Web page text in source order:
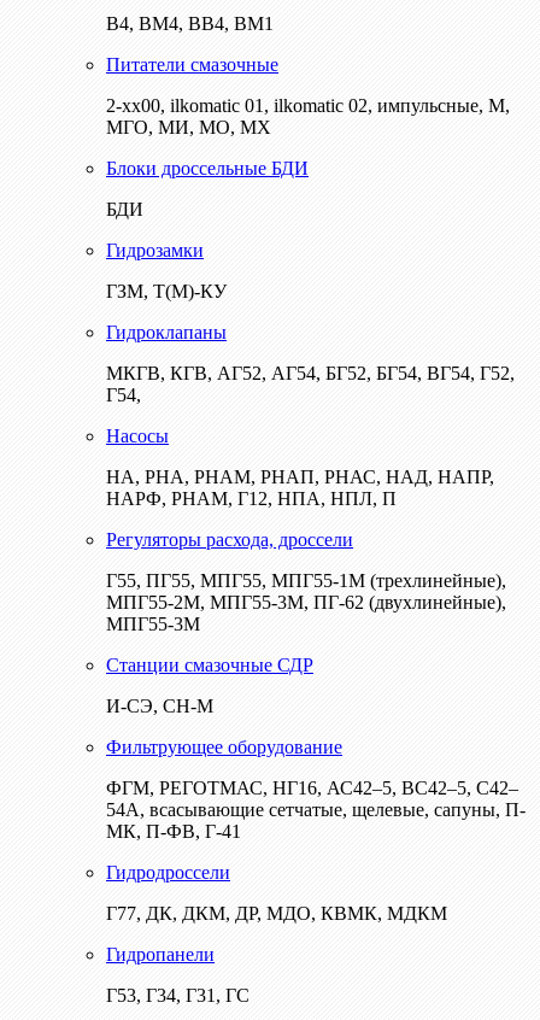
В4, ВМ4, ВВ4, ВМ1
Питатели смазочные
2-хх00, ilkomatic 01, ilkomatic 02, импульсные, М,
МГО, МИ, МО, МХ
Блоки дроссельные БДИ
БДИ
Гидрозамки
ГЗМ, Т(М)-КУ
Гидроклапаны
МКГВ, КГВ, АГ52, АГ54, БГ52, БГ54, ВГ54, Г52,
Г54,
Насосы
НА, РНА, РНАМ, РНАП, РНАС, НАД, НАПР,
НАРФ, РНАМ, Г12, НПА, НПЛ, П
Регуляторы расхода, дроссели
Г55, ПГ55, МПГ55, МПГ55-1М (трехлинейные),
МПГ55-2М, МПГ55-3М, ПГ-62 (двухлинейные),
МПГ55-3М
Станции смазочные СДР
И-СЭ, СН-М
Фильтрующее оборудование
ФГМ, РЕГОТМАС, НГ16, АС42–5, ВС42–5, С42–
54А, всасывающие сетчатые, щелевые, сапуны, П-
МК, П-ФВ, Г-41
Гидродроссели
Г77, ДК, ДКМ, ДР, МДО, КВМК, МДКМ
Гидропанели
Г53, Г34, Г31, ГС